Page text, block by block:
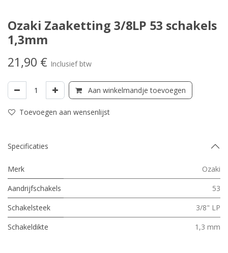
Ozaki Zaaketting 3/8LP 53 schakels
1,3mm
21,90 € Inclusief btw
Aan winkelmandje toevoegen
Toevoegen aan wensenlijst
Specificaties
Merk
Ozaki
Aandrijfschakels
53
Schakelsteek
3/8" LP
Schakeldikte
1,3 mm